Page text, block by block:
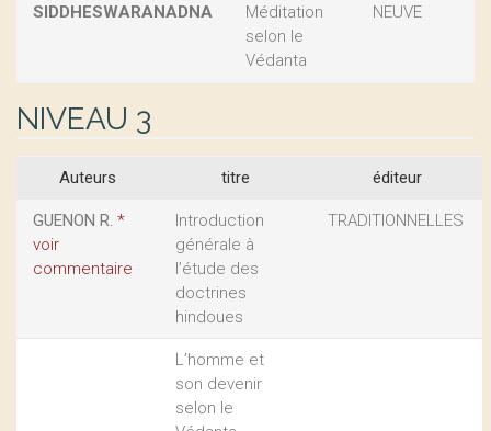
SIDDHESWARANADNA
Méditation
selon le
Védanta
NEUVE
NIVEAU 3
Auteurs titre éditeur
GUENON R. *
voir
commentaire
Introduction
générale à
l’étude des
doctrines
hindoues
TRADITIONNELLES
L’homme et
son devenir
selon le